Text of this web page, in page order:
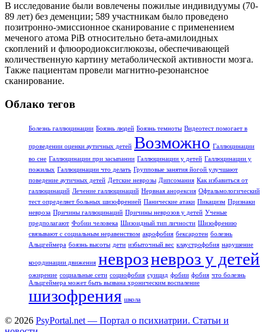
В исследование были вовлечены пожилые индивидуумы (70-
89 лет) без деменции; 589 участникам было проведено
позитронно-эмиссионное сканирование с применением
меченого атома PiB относительно бета-амилоидных
скоплений и флюородиоксиглюкозы, обеспечивающей
количественную картину метаболической активности мозга.
Также пациентам провели магнитно-резонансное
сканирование.
Облако тегов
Болезнь галлюцинации Боязнь людей Боязнь темноты Видеотест помогает в
проведении оценки аутичных детей Возможно Галлюцинации
во сне Галлюцинации при засыпании Галлюцинации у детей Галлюцинации у
пожилых Галлюцинации что делать Групповые занятия йогой улучшают
поведение аутичных детей Детские неврозы Дипсомания Как избавиться от
галлюцинаций Лечение галлюцинаций Нервная анорексия Офтальмологический
тест определяет больных шизофренией Панические атаки Пикацизм Признаки
невроза Причины галлюцинаций Причины неврозов у детей Ученые
предполагают Фобии человека Шизоидный тип личности Шизофрению
связывают с социальным неравенством акрофобия бексаротен болезнь
Альцгеймера боязнь высоты дети избыточный вес клаустрофобия нарушение
координации движения неврозневроз у детей
ожирение социальные сети социофобия суицид фобии фобия что болезнь
Альцгеймера может быть вызвана хроническим воспаление
шизофрения школа
© 2026 PsyPortal.net — Портал о психиатрии. Статьи и